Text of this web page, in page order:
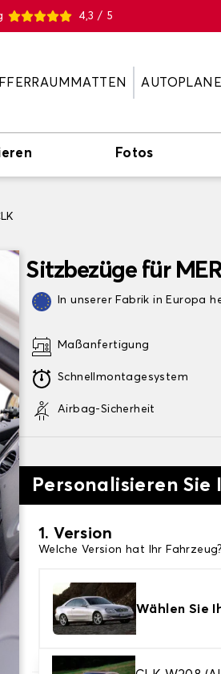
4,3 / 5
Fotos
Sitzbezüge für
In unserer Fabrik in Europa
Maßanfertigung
Schnellmontagesystem
Airbag-Sicherheit
Personalisieren Sie
1. Version
Welche Version hat Ihr Fahrzeug?
Wählen Sie